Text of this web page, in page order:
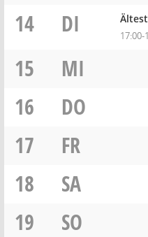
14
DI 17:00-
15
MI
16
DO
17
FR
18
SA
19
SO